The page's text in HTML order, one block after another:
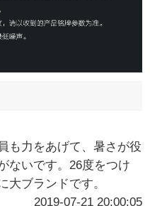
も力をあげて、暑さが役
ないです。26度をつけ
大ブランドです。
2019-07-21 20:00:05